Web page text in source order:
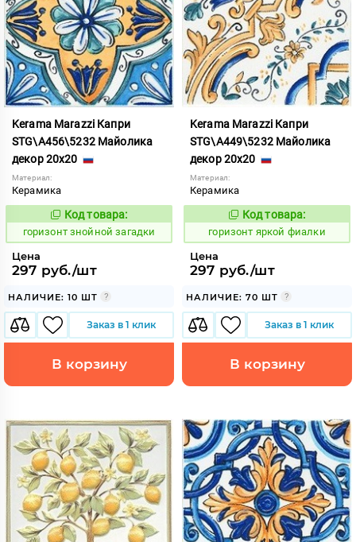
Kerama Marazzi Капри
STG\A456\5232 Майолика
декор 20x20
Материал:
Керамика
300902
Код товара:
горизонт знойной загадки
Цена
297 руб./шт
НАЛИЧИЕ: 10 ШТ
Заказ в 1 клик
В корзину
Kerama Marazzi Капри
STG\A449\5232 Майолика
декор 20x20
Материал:
Керамика
303989
Код товара:
горизонт яркой фиалки
Цена
297 руб./шт
НАЛИЧИЕ: 70 ШТ
Заказ в 1 клик
В корзину